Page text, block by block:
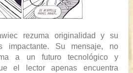
rezuma originalidad y su
impactante. Su mensaje, no
a un futuro tecnológico y
el lector apenas encuentra